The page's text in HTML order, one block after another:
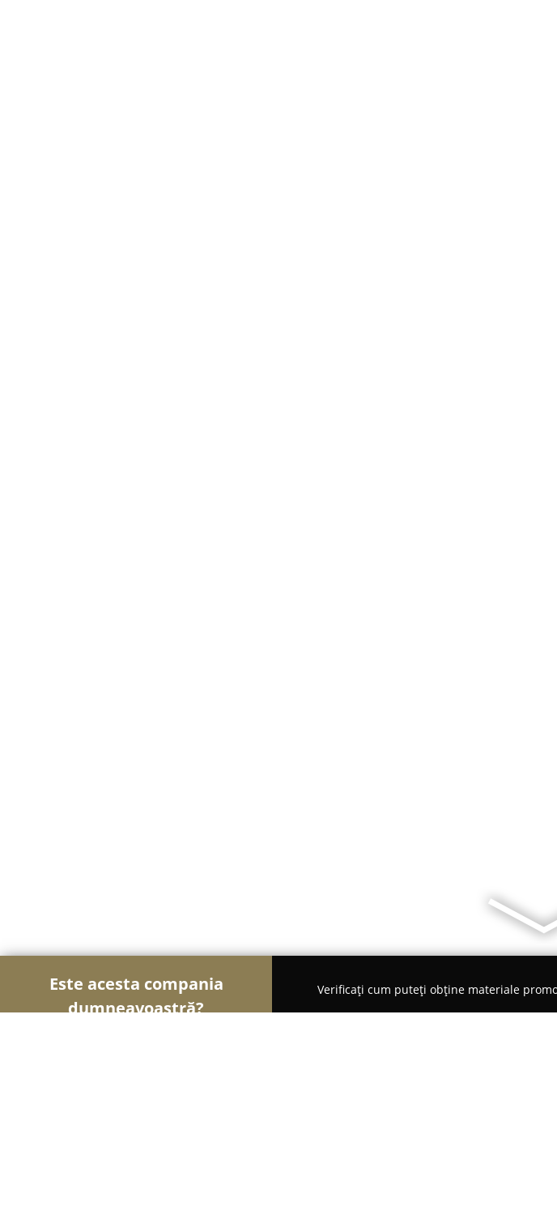
Este acesta compania
dumneavoastră?
Verificați cum puteți obține materiale